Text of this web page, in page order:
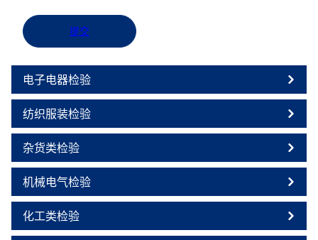
提交
电子电器检验
纺织服装检验
杂货类检验
机械电气检验
化工类检验